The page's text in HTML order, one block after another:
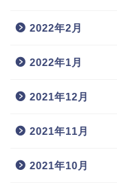
2022年2月
2022年1月
2021年12月
2021年11月
2021年10月